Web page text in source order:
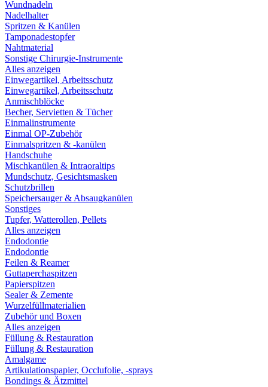
Wundnadeln
Nadelhalter
Spritzen & Kanülen
Tamponadestopfer
Nahtmaterial
Sonstige Chirurgie-Instrumente
Alles anzeigen
Einwegartikel, Arbeitsschutz
Einwegartikel, Arbeitsschutz
Anmischblöcke
Becher, Servietten & Tücher
Einmalinstrumente
Einmal OP-Zubehör
Einmalspritzen & -kanülen
Handschuhe
Mischkanülen & Intraoraltips
Mundschutz, Gesichtsmasken
Schutzbrillen
Speichersauger & Absaugkanülen
Sonstiges
Tupfer, Watterollen, Pellets
Alles anzeigen
Endodontie
Endodontie
Feilen & Reamer
Guttaperchaspitzen
Papierspitzen
Sealer & Zemente
Wurzelfüllmaterialien
Zubehör und Boxen
Alles anzeigen
Füllung & Restauration
Füllung & Restauration
Amalgame
Artikulationspapier, Occlufolie, -sprays
Bondings & Ätzmittel